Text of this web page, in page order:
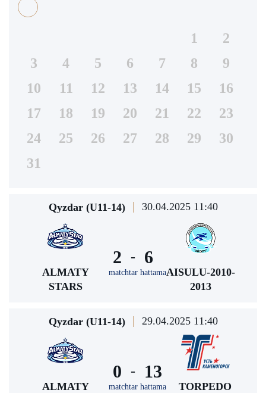
1
2
3
4 5 6 7 8
9
10
11 12 13 14 15
16
17
18 19 20 21 22
23
24
25 26 27 28 29
30
31
Qyzdar (U11-14) 30.04.2025 11:40
ALMATY
STARS
2 -
matchtar hattama
6
AISULU-2010-
2013
Qyzdar (U11-14) 29.04.2025 11:40
ALMATY
0 -
matchtar hattama
13
TORPEDO